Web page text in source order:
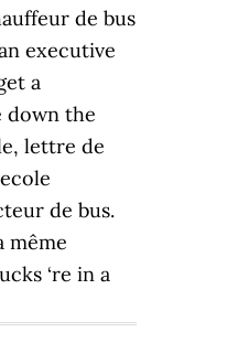
de bus
executive
a
down the
lettre de
de bus.
même
‘re in a